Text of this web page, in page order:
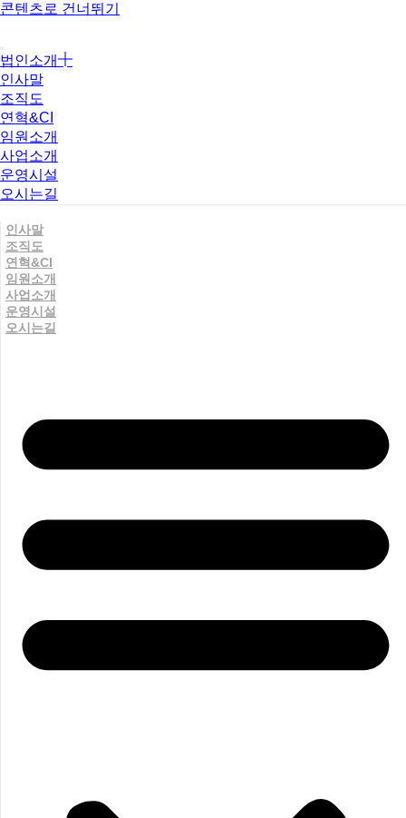
콘텐츠로 건너뛰기
법인소개
인사말
조직도
연혁&CI
임원소개
사업소개
운영시설
오시는길
인사말
조직도
연혁&CI
임원소개
사업소개
운영시설
오시는길